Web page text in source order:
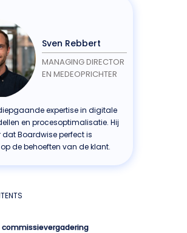
Sven Rebbert
MANAGING DIRECTOR
EN MEDEOPRICHTER
expertise in digitale
en procesoptimalisatie. Hij
dat Boardwise perfect is
de behoeften van de klant.
commissievergadering